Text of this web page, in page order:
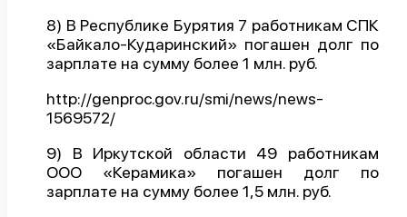
8) В Республике Бурятия 7 работникам СПК
«Байкало-Кударинский» погашен долг по
зарплате на сумму более 1 млн. руб.
http://genproc.gov.ru/smi/news/news-
1569572/
9) В Иркутской области 49 работникам
ООО «Керамика» погашен долг по
зарплате на сумму более 1,5 млн. руб.